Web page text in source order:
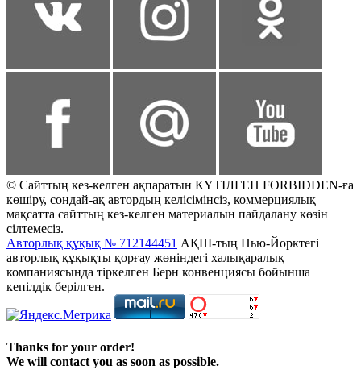
© Сайттың кез-келген ақпаратын КҮТІЛГЕН FORBIDDEN-ға
көшіру, сондай-ақ автордың келісімінсіз, коммерциялық
мақсатта сайттың кез-келген материалын пайдалану көзін
сілтемесіз.
Авторлық құқық № 712144451 АҚШ-тың Нью-Йорктегі
авторлық құқықты қорғау жөніндегі халықаралық
компаниясында тіркелген Берн конвенциясы бойынша
кепілдік берілген.
Thanks for your order!
We will contact you as soon as possible.